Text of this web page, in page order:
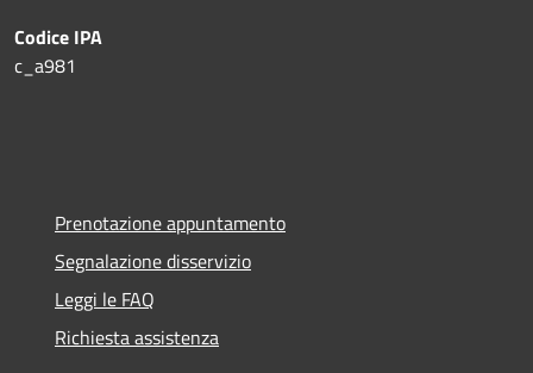
Codice IPA
c_a981
Prenotazione appuntamento
Segnalazione disservizio
Leggi le FAQ
Richiesta assistenza